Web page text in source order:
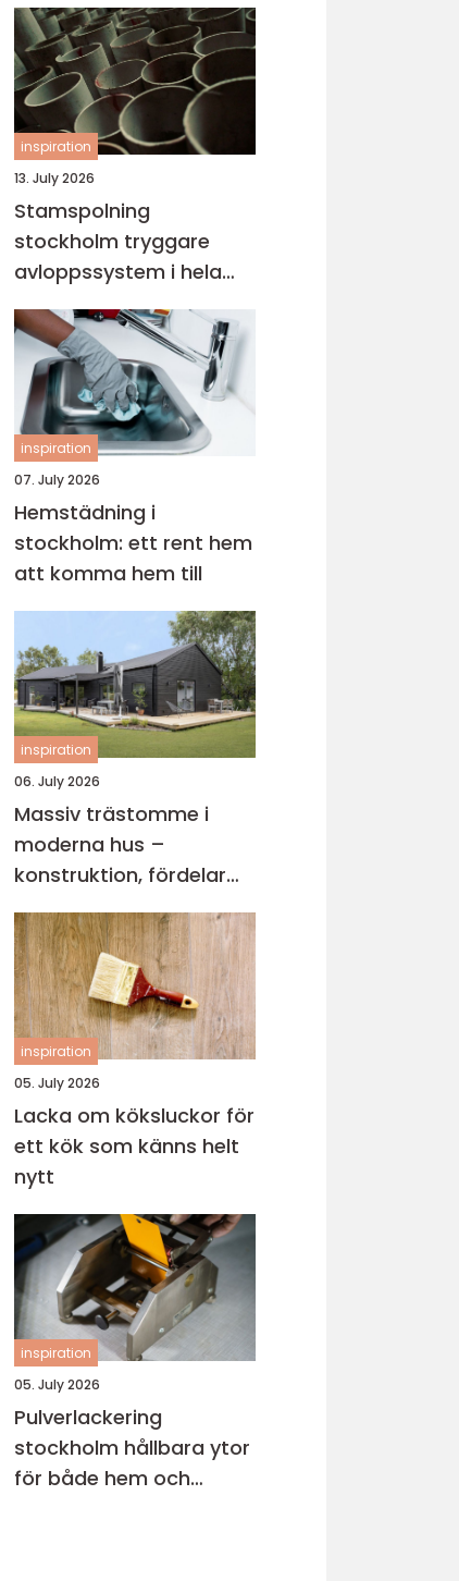
inspiration
13. July 2026
Stamspolning
stockholm tryggare
avloppssystem i hela
fastigheten
inspiration
07. July 2026
Hemstädning i
stockholm: ett rent hem
att komma hem till
inspiration
06. July 2026
Massiv trästomme i
moderna hus –
konstruktion, fördelar
och arkitektur för
hållbart byggande
inspiration
05. July 2026
Lacka om köksluckor för
ett kök som känns helt
nytt
inspiration
05. July 2026
Pulverlackering
stockholm hållbara ytor
för både hem och